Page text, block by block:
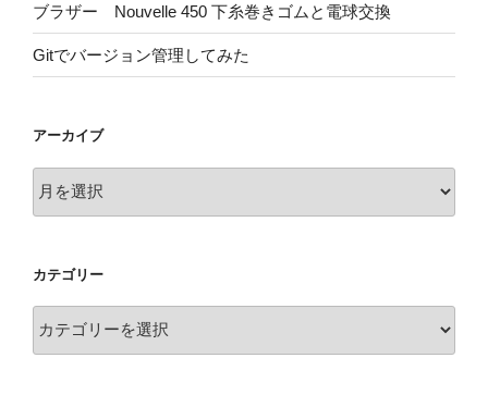
ブラザー Nouvelle 450 下糸巻きゴムと電球交換
Gitでバージョン管理してみた
アーカイブ
ー
ブ
カテゴリー
テ